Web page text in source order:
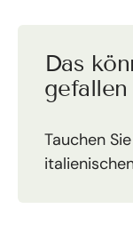
Das
gefallen
Tauchen